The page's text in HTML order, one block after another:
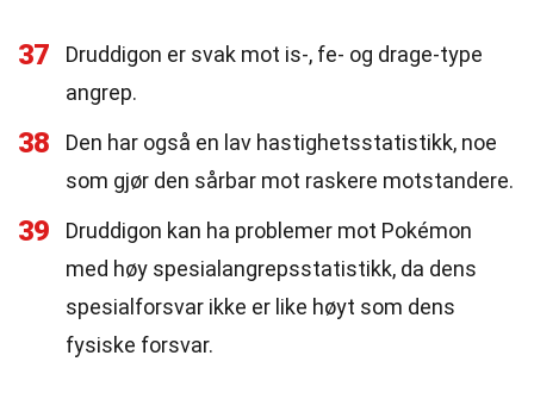
37
Druddigon er svak mot is-, fe- og drage-type
angrep.
38
Den har også en lav hastighetsstatistikk, noe
som gjør den sårbar mot raskere motstandere.
39
Druddigon kan ha problemer mot Pokémon
med høy spesialangrepsstatistikk, da dens
spesialforsvar ikke er like høyt som dens
fysiske forsvar.